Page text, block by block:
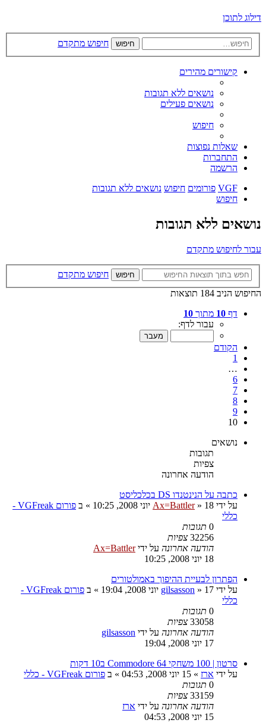
דילוג לתוכן
חיפוש חיפוש מתקדם
קישורים מהירים
נושאים ללא תגובות
נושאים פעילים
חיפוש
שאלות נפוצות
התחברות
הרשמה
VGF פורומים חיפוש נושאים ללא תגובות
חיפוש
נושאים ללא תגובות
עבור לחיפוש מתקדם
חיפוש
חיפוש מתקדם
החיפוש הניב 184 תוצאות
דף 10 מתוך 10
עבור לדף:
הקודם
1
…
6
7
8
9
10
נושאים
תגובות
צפיות
הודעה אחרונה
כתבה על הנינטנדו DS בכלכליסט
על ידי
Ax=Battler» 18 יוני 2008, 10:25 » ב
פורום VGFreak -
כללי
0 תגובות
32256 צפיות
הודעה אחרונה על ידיAx=Battler
18 יוני 2008, 10:25
הפתרון לבעיית ההיפוך באמולטורים
על ידי
gilsasson » 17 יוני 2008, 19:04 » ב
פורום VGFreak -
כללי
0 תגובות
33058 צפיות
הודעה אחרונה על ידי gilsasson
17 יוני 2008, 19:04
סרטון | 100 משחקי Commodore 64 ב10 דקות
על ידי ארז » 15 יוני 2008, 04:53 » ב פורום VGFreak - כללי
0 תגובות
33159 צפיות
הודעה אחרונה על ידי ארז
15 יוני 2008, 04:53